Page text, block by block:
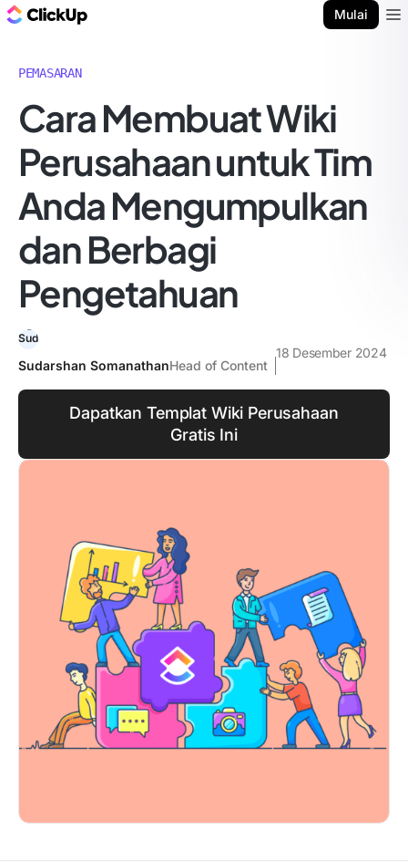
Mulai
PEMASARAN
Cara Membuat Wiki
Perusahaan untuk Tim
Anda Mengumpulkan
dan Berbagi
Pengetahuan
Sudarshan SomanathanHead of Content
18 Desember 2024
Dapatkan Templat Wiki Perusahaan
Gratis Ini